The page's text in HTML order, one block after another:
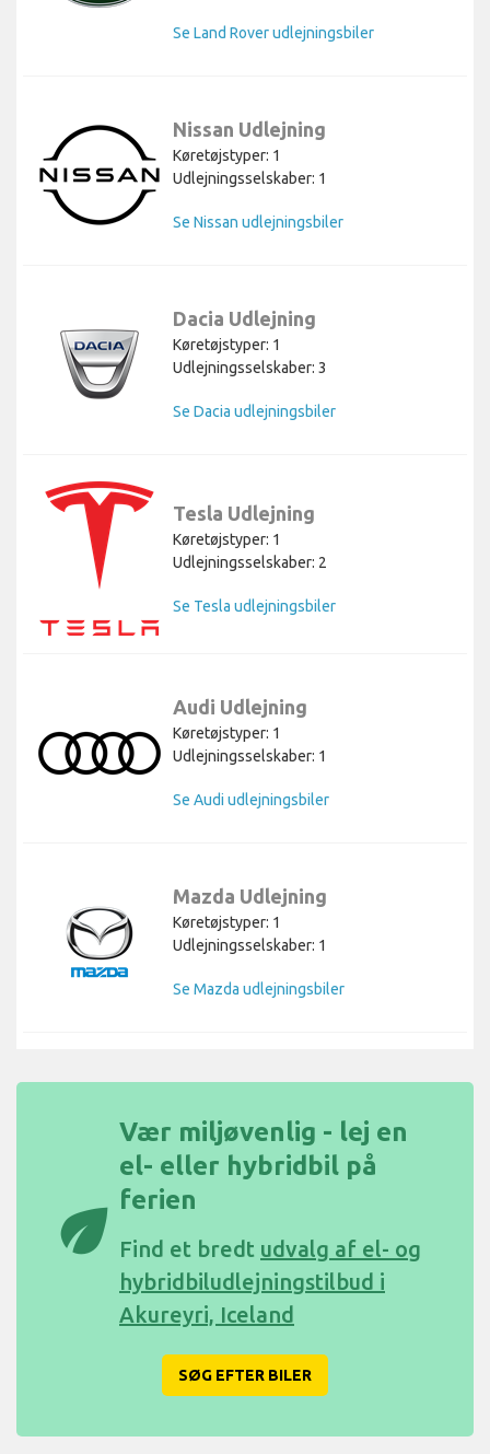
Se Land Rover udlejningsbiler
Nissan Udlejning
Køretøjstyper: 1
Udlejningsselskaber: 1
Se Nissan udlejningsbiler
Dacia Udlejning
Køretøjstyper: 1
Udlejningsselskaber: 3
Se Dacia udlejningsbiler
Tesla Udlejning
Køretøjstyper: 1
Udlejningsselskaber: 2
Se Tesla udlejningsbiler
Audi Udlejning
Køretøjstyper: 1
Udlejningsselskaber: 1
Se Audi udlejningsbiler
Mazda Udlejning
Køretøjstyper: 1
Udlejningsselskaber: 1
Se Mazda udlejningsbiler
eco
Vær miljøvenlig - lej en
el- eller hybridbil på
ferien
Find et bredt udvalg af el- og
hybridbiludlejningstilbud i
Akureyri, Iceland
SØG EFTER BILER